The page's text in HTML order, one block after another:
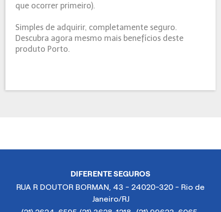
que ocorrer primeiro).
Simples de adquirir, completamente seguro.
Descubra agora mesmo mais benefícios deste
produto Porto.
DIFERENTE SEGUROS
RUA R DOUTOR BORMAN, 43 - 24020-320 - Rio de
Janeiro/RJ